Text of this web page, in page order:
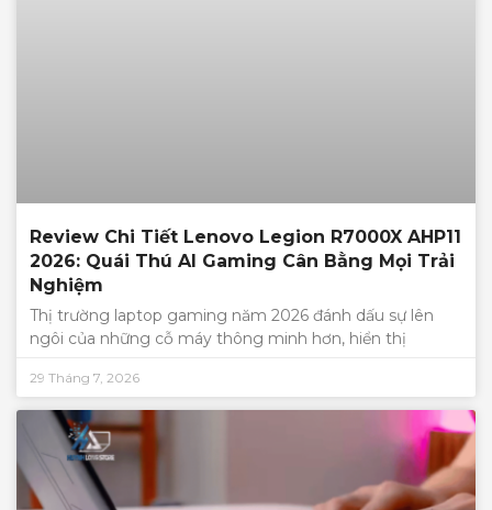
Review Chi Tiết Lenovo Legion R7000X AHP11
2026: Quái Thú AI Gaming Cân Bằng Mọi Trải
Nghiệm
Thị trường laptop gaming năm 2026 đánh dấu sự lên
ngôi của những cỗ máy thông minh hơn, hiển thị
29 Tháng 7, 2026